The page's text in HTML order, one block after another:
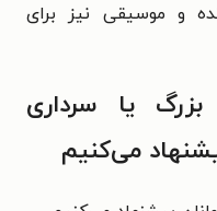
و موسیقی نیز برای
یا سرداری
می‌کنیم